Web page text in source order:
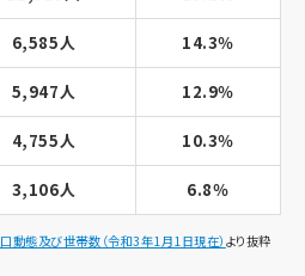
6,585人 14.3％
5,947人 12.9％
4,755人 10.3％
3,106人 6.8％
動態及び世帯数（令和3年1月1日現在） より抜粋